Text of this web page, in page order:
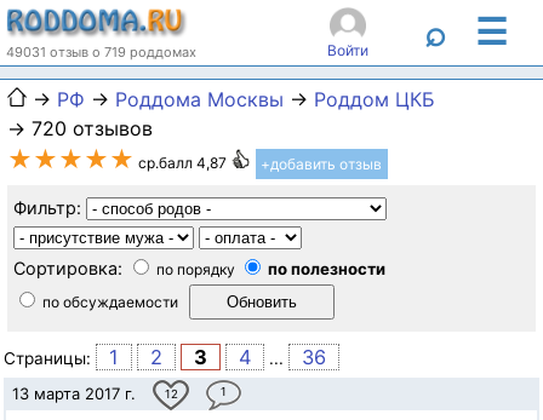
49031 отзыв о 719 роддомах Войти ⌕ ☰
→ РФ → Роддома Москвы → Роддом ЦКБ
→ 720 отзывов
★★★★★ ср.балл 4,87 +добавить отзыв
Фильтр:
Сортировка: по порядку по полезности
по обсуждаемости
Страницы: 1 2 3 4 ... 36
13 марта 2017 г. 12 1